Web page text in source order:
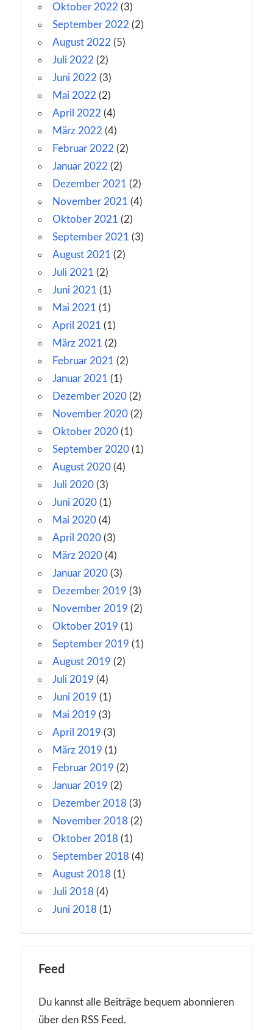
Oktober 2022 (3)
September 2022 (2)
August 2022 (5)
Juli 2022 (2)
Juni 2022 (3)
Mai 2022 (2)
April 2022 (4)
März 2022 (4)
Februar 2022 (2)
Januar 2022 (2)
Dezember 2021 (2)
November 2021 (4)
Oktober 2021 (2)
September 2021 (3)
August 2021 (2)
Juli 2021 (2)
Juni 2021 (1)
Mai 2021 (1)
April 2021 (1)
März 2021 (2)
Februar 2021 (2)
Januar 2021 (1)
Dezember 2020 (2)
November 2020 (2)
Oktober 2020 (1)
September 2020 (1)
August 2020 (4)
Juli 2020 (3)
Juni 2020 (1)
Mai 2020 (4)
April 2020 (3)
März 2020 (4)
Januar 2020 (3)
Dezember 2019 (3)
November 2019 (2)
Oktober 2019 (1)
September 2019 (1)
August 2019 (2)
Juli 2019 (4)
Juni 2019 (1)
Mai 2019 (3)
April 2019 (3)
März 2019 (1)
Februar 2019 (2)
Januar 2019 (2)
Dezember 2018 (3)
November 2018 (2)
Oktober 2018 (1)
September 2018 (4)
August 2018 (1)
Juli 2018 (4)
Juni 2018 (1)
Feed
Du kannst alle Beiträge bequem abonnieren
über den RSS Feed.